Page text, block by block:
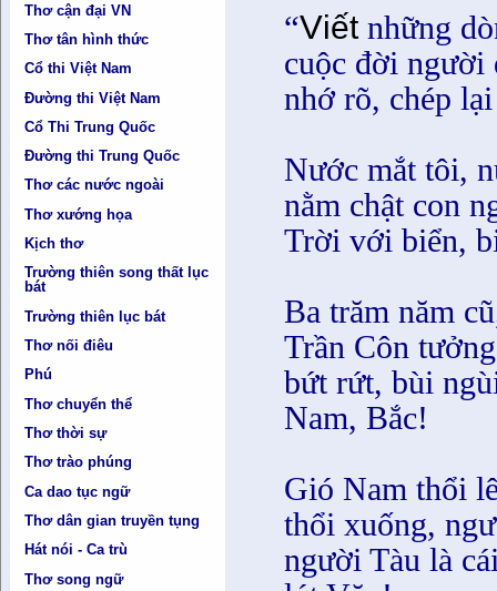
Thơ cận đại VN
Thơ tân hình thức
Cổ thi Việt Nam
Đường thi Việt Nam
Cổ Thi Trung Quốc
Đường thi Trung Quốc
Thơ các nước ngoài
Thơ xướng họa
Kịch thơ
Trường thiên song thất lục
bát
Trường thiên lục bát
Thơ nối điêu
Phú
Thơ chuyển thể
Thơ thời sự
Thơ trào phúng
Ca dao tục ngữ
Thơ dân gian truyền tụng
Hát nói - Ca trù
Thơ song ngữ
“Viếtnhững
cuộc đời người
nhớ rõ, chép
Nước mắt tôi,
nằm chật con
Trời với biển,
Ba trăm năm
Trần Côn
bứt rứt, bùi
Nam, Bắc!
Gió Nam thổi
thổi xuống,
người Tàu là